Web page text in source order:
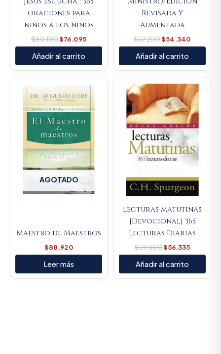
oraciones para
niños a los niños
$80.100$76.095
Añadir al carrito
Revisada Y
Aumentada
$57.200$54.340
Añadir al carrito
AGOTADO
Maestro de Maestros
$88.920
Leer más
Lecturas matutinas
[Devocional] 365
Lecturas Diarias
$59.300
price
was:
$59.300.
$56.335
Current
price
is:
$56.335.
Añadir al carrito